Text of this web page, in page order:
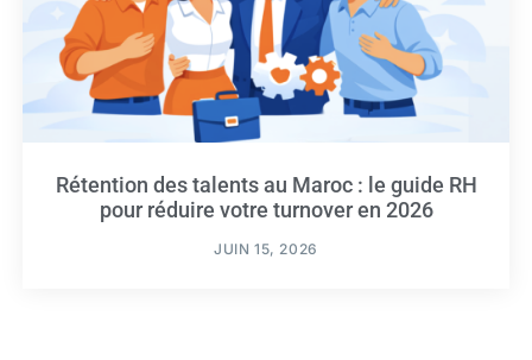
Rétention des talents au Maroc : le guide RH
pour réduire votre turnover en 2026
JUIN 15, 2026